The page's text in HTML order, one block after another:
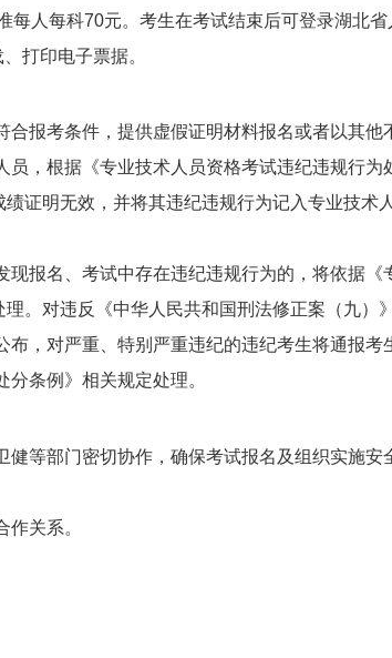
每人每科70元。考生在考试结束后可登录湖北省
打印电子票据。
合报考条件，提供虚假证明材料报名或者以其他
，根据《专业技术人员资格考试违纪违规行为
证明无效，并将其违纪违规行为记入专业技术
报名、考试中存在违纪违规行为的，将依据《
。对违反《中华人民共和国刑法修正案（九）
，对严重、特别严重违纪的违纪考生将通报考
条例》相关规定处理。
等部门密切协作，确保考试报名及组织实施安
关系。